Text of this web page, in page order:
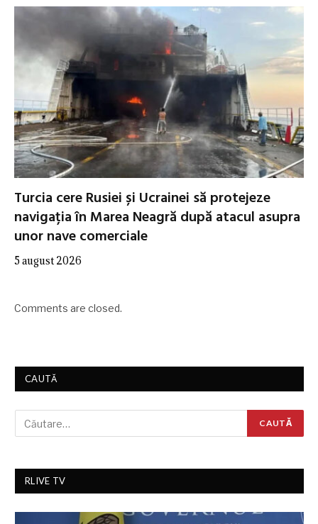
Turcia cere Rusiei și Ucrainei să protejeze
navigația în Marea Neagră după atacul asupra
unor nave comerciale
5 august 2026
Comments are closed.
CAUTĂ
RLIVE TV